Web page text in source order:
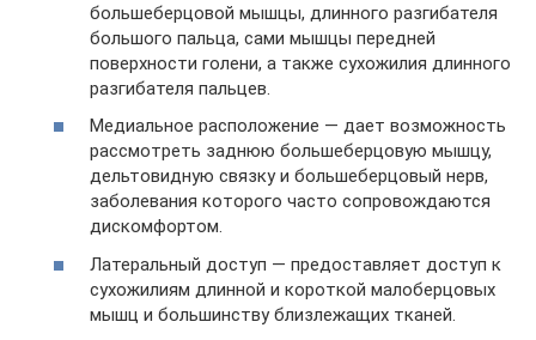
большеберцовой мышцы, длинного разгибателя
большого пальца, сами мышцы передней
поверхности голени, а также сухожилия длинного
разгибателя пальцев.
Медиальное расположение — дает возможность
рассмотреть заднюю большеберцовую мышцу,
дельтовидную связку и большеберцовый нерв,
заболевания которого часто сопровождаются
дискомфортом.
Латеральный доступ — предоставляет доступ к
сухожилиям длинной и короткой малоберцовых
мышц и большинству близлежащих тканей.